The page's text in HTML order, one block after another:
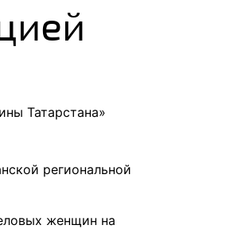
Татарстана»
региональной
женщин на